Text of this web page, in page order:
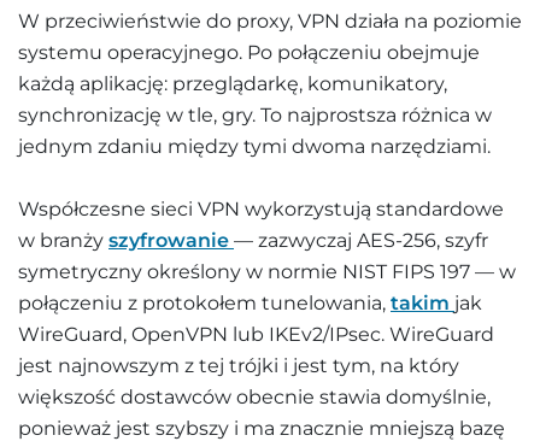
W przeciwieństwie do proxy, VPN działa na poziomie
systemu operacyjnego. Po połączeniu obejmuje
każdą aplikację: przeglądarkę, komunikatory,
synchronizację w tle, gry. To najprostsza różnica w
jednym zdaniu między tymi dwoma narzędziami.
Współczesne sieci VPN wykorzystują standardowe
w branży szyfrowanie — zazwyczaj AES-256, szyfr
symetryczny określony w normie NIST FIPS 197 — w
połączeniu z protokołem tunelowania, takim jak
WireGuard, OpenVPN lub IKEv2/IPsec. WireGuard
jest najnowszym z tej trójki i jest tym, na który
większość dostawców obecnie stawia domyślnie,
ponieważ jest szybszy i ma znacznie mniejszą bazę